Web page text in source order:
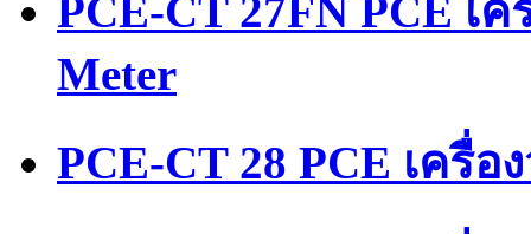
PCE-CT 27FN PCE เ
Meter
PCE-CT 28 PCE เครื่